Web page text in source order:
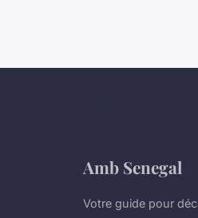
Amb Senegal
Votre guide pour